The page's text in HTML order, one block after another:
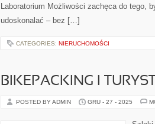
Laboratorium Możliwości zachęca do tego,
udoskonalać – bez […]
CATEGORIES: NIERUCHOMOŚCI
BIKEPACKING I
POSTED BY ADMIN GRU - 27 - 2025